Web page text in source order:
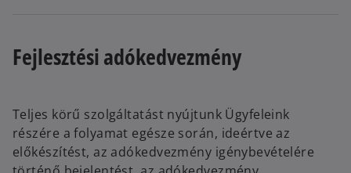
Fejlesztési adókedvezmény
Teljes körű szolgáltatást nyújtunk Ügyfeleink
részére a folyamat egésze során, ideértve az
előkészítést, az adókedvezmény igénybevételére